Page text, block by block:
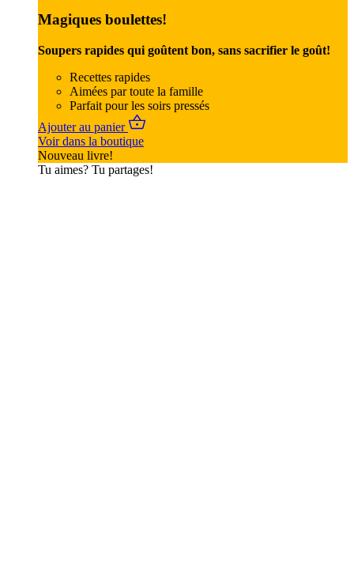
Magiques boulettes!
Soupers rapides qui goûtent bon, sans sacrifier le goût!
Recettes rapides
Aimées par toute la famille
Parfait pour les soirs pressés
Ajouter au panier
Voir dans la boutique
Nouveau livre!
Tu aimes? Tu partages!